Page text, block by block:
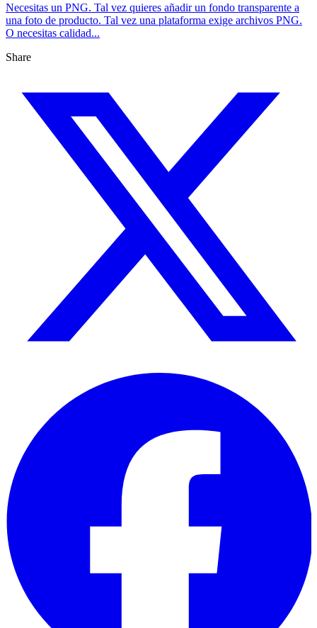
Necesitas un PNG. Tal vez quieres añadir un fondo transparente a
una foto de producto. Tal vez una plataforma exige archivos PNG.
O necesitas calidad...
Share